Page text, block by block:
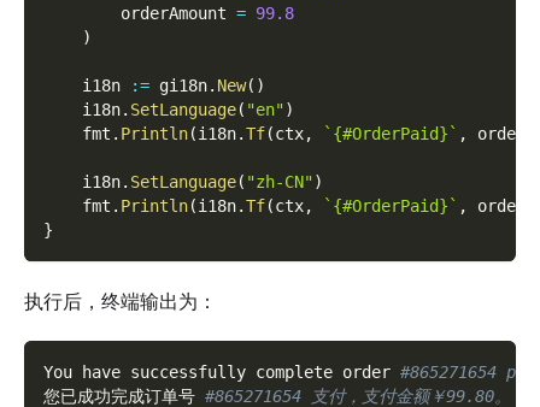
        orderAmount
= 99.8
)
    i18n
:= gi18n. New( )
    i18n
. SetLanguage( "en")
    fmt
. Println(i18n.Tf(ctx, `{#OrderPaid}` ,
    i18n
. SetLanguage( "zh-CN")
    fmt
. Println(i18n.Tf(ctx, `{#OrderPaid}` ,
}
执行后，终端输出为：
You have successfully complete order #865271654
您已成功完成订单号 #865271654 支付，支付金额￥99.80。